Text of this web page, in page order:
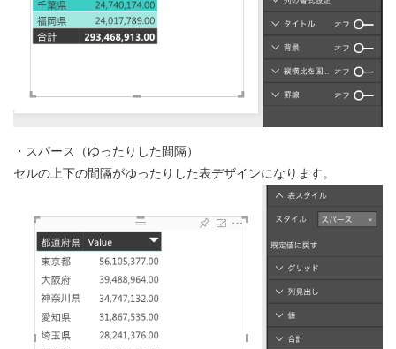
・スパース（ゆったりした間隔）
セルの上下の間隔がゆったりした表デザインになります。